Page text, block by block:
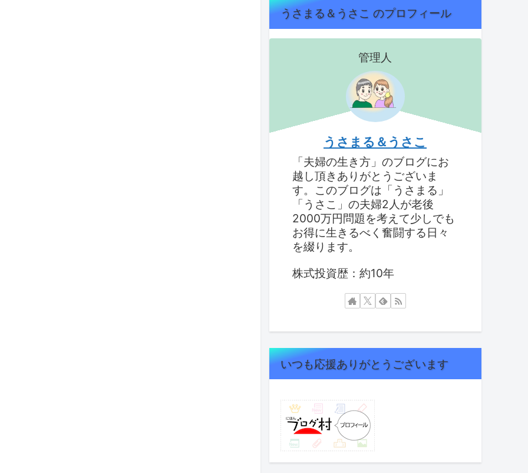
うさまる＆うさこ のプロフィール
管理人
うさまる＆うさこ
「夫婦の生き方」のブログにお
越し頂きありがとうございま
す。このブログは「うさまる」
「うさこ」の夫婦2人が老後
2000万円問題を考えて少しでも
お得に生きるべく奮闘する日々
を綴ります。
株式投資歴：約10年
いつも応援ありがとうございます